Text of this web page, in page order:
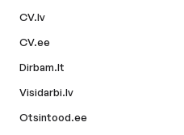
CV.lv
CV.ee
Dirbam.lt
Visidarbi.lv
Otsintood.ee